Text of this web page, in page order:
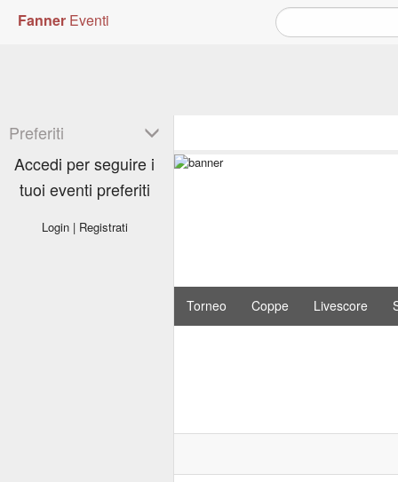
Fanner Eventi
Torneo Coppe Livescore
Preferiti
Accedi per seguire i
tuoi eventi preferiti
Login| Registrati